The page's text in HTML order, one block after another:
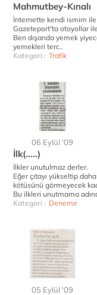
Mahmutbey-Kınalı
İnternette kendi ismim
Gazeteport'ta otoyollar
Ben dışarıda yemek
yemekleri terc..
Kategori : Trafik
06 Eylül '09
İlk(.....)
İlkler unutulmaz derler.
Eğer çıtayı yükseltip
kötüsünü görmeyecek
Bu ilkleri unutmama
Kategori : Deneme
05 Eylül '09